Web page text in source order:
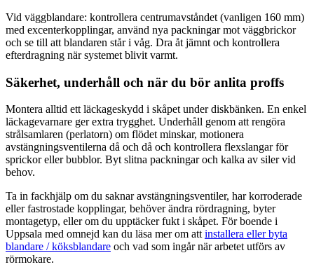
Vid väggblandare: kontrollera centrumavståndet (vanligen 160 mm)
med excenterkopplingar, använd nya packningar mot väggbrickor
och se till att blandaren står i våg. Dra åt jämnt och kontrollera
efterdragning när systemet blivit varmt.
Säkerhet, underhåll och när du bör anlita proffs
Montera alltid ett läckageskydd i skåpet under diskbänken. En enkel
läckagevarnare ger extra trygghet. Underhåll genom att rengöra
strålsamlaren (perlatorn) om flödet minskar, motionera
avstängningsventilerna då och då och kontrollera flexslangar för
sprickor eller bubblor. Byt slitna packningar och kalka av siler vid
behov.
Ta in fackhjälp om du saknar avstängningsventiler, har korroderade
eller fastrostade kopplingar, behöver ändra rördragning, byter
montagetyp, eller om du upptäcker fukt i skåpet. För boende i
Uppsala med omnejd kan du läsa mer om att installera eller byta
blandare / köksblandare och vad som ingår när arbetet utförs av
rörmokare.